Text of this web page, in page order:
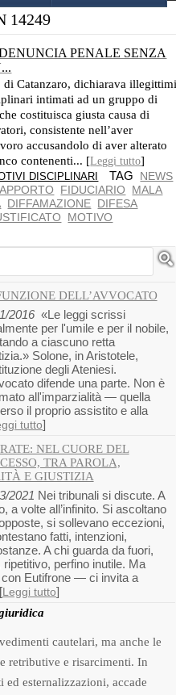
14249
PENALE SENZA
di Catanzaro, dichiarava
intimati ad un gruppo di
costituisca giusta causa di
consistente nell’aver
accusandolo di aver alterato
contenenti... [Leggi tutto]
DISCIPLINARI TAG NEWS
FIDUCIARIO
MALA
DIFFAMAZIONE DIFESA
MOTIVO
DELL’AVVOCATO
2016«Le leggi scrissi
per l'umile e per il nobile,
a ciascuno retta
Solone, in Aristotele,
degli Ateniesi.
difende una parte. Non è
all'imparzialità — quella
il proprio assistito e alla
tutto]
NEL CUORE DEL
TRA PAROLA,
E GIUSTIZIA
2021 Nei tribunali si discute. A
a volte all’infinito. Si ascoltano
si sollevano eccezioni,
fatti, intenzioni,
A chi guarda da fuori,
perfino inutile. Ma
Eutifrone — ci invita a
Leggi tutto]
cautelari, ma anche le
retributive e risarcimenti. In
ed esternalizzazioni, accade